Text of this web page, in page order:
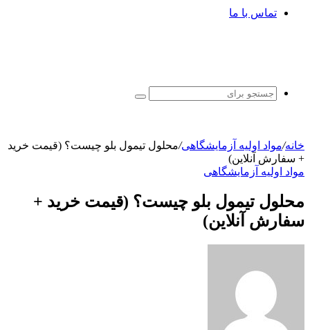
تماس با ما
جستجو
خانه/مواد اولیه آزمایشگاهی/محلول تیمول بلو چیست؟ (قیمت خرید
+ سفارش آنلاین)
مواد اولیه آزمایشگاهی
محلول تیمول بلو چیست؟ (قیمت خرید +
سفارش آنلاین)